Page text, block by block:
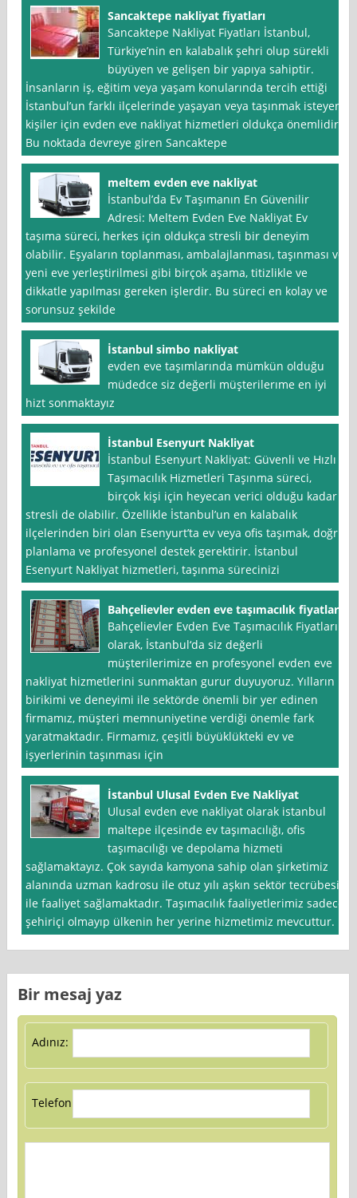
Sancaktepe nakliyat fiyatları
Sancaktepe Nakliyat Fiyatları İstanbul,
Türkiye’nin en kalabalık şehri olup sürekli
büyüyen ve gelişen bir yapıya sahiptir.
İnsanların iş, eğitim veya yaşam konularında tercih ettiği
İstanbul’un farklı ilçelerinde yaşayan veya taşınmak isteyen
kişiler için evden eve nakliyat hizmetleri oldukça önemlidir.
Bu noktada devreye giren Sancaktepe
meltem evden eve nakliyat
İstanbul’da Ev Taşımanın En Güvenilir
Adresi: Meltem Evden Eve Nakliyat Ev
taşıma süreci, herkes için oldukça stresli bir deneyim
olabilir. Eşyaların toplanması, ambalajlanması, taşınması ve
yeni eve yerleştirilmesi gibi birçok aşama, titizlikle ve
dikkatle yapılması gereken işlerdir. Bu süreci en kolay ve
sorunsuz şekilde
İstanbul simbo nakliyat
evden eve taşımlarında mümkün olduğu
müdedce siz değerli müşterilerıme en iyi
hizt sonmaktayız
İstanbul Esenyurt Nakliyat
İstanbul Esenyurt Nakliyat: Güvenli ve Hızlı
Taşımacılık Hizmetleri Taşınma süreci,
birçok kişi için heyecan verici olduğu kadar
stresli de olabilir. Özellikle İstanbul’un en kalabalık
ilçelerinden biri olan Esenyurt’ta ev veya ofis taşımak, doğru
planlama ve profesyonel destek gerektirir. İstanbul
Esenyurt Nakliyat hizmetleri, taşınma sürecinizi
Bahçelievler evden eve taşımacılık fiyatları
Bahçelievler Evden Eve Taşımacılık Fiyatları
olarak, İstanbul‘da siz değerli
müşterilerimize en profesyonel evden eve
nakliyat hizmetlerini sunmaktan gurur duyuyoruz. Yılların
birikimi ve deneyimi ile sektörde önemli bir yer edinen
firmamız, müşteri memnuniyetine verdiği önemle fark
yaratmaktadır. Firmamız, çeşitli büyüklükteki ev ve
işyerlerinin taşınması için
İstanbul Ulusal Evden Eve Nakliyat
Ulusal evden eve nakliyat olarak istanbul
maltepe ilçesinde ev taşımacılığı, ofis
taşımacılığı ve depolama hizmeti
sağlamaktayız. Çok sayıda kamyona sahip olan şirketimiz
alanında uzman kadrosu ile otuz yılı aşkın sektör tecrübesi
ile faaliyet sağlamaktadır. Taşımacılık faaliyetlerimiz sadece
şehiriçi olmayıp ülkenin her yerine hizmetimiz mevcuttur.
Bir mesaj yaz
Adınız:
Telefon: